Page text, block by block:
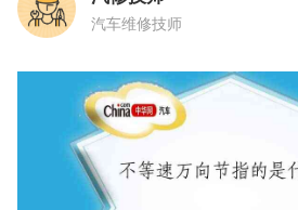
汽车维修技师